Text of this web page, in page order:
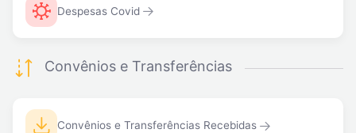
Despesas Covid
Convênios e Transferências
Convênios e Transferências Recebidas